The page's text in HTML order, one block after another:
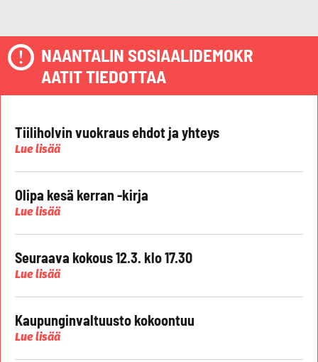
NAANTALIN SOSIAALIDEMOKR
AATIT TIEDOTTAA
Tiiliholvin vuokraus ehdot ja yhteys
Lue lisää
Olipa kesä kerran -kirja
Lue lisää
Seuraava kokous 12.3. klo 17.30
Lue lisää
Kaupunginvaltuusto kokoontuu
Lue lisää